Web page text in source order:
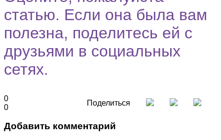
статью. Если она была вам
полезна, поделитесь ей с
друзьями в социальных
сетях.
0
0
Поделиться
Добавить комментарий